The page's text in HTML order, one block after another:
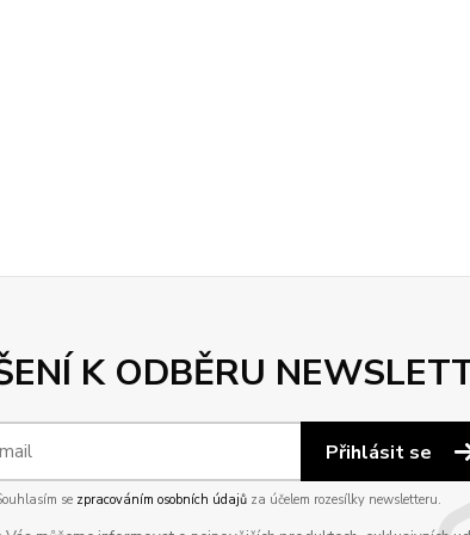
K ODBĚRU
Přihlásit se
se zpracováním osobních údajůza účelem rozesílky newsletteru.